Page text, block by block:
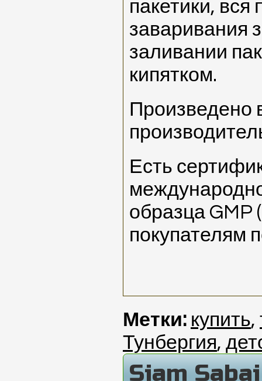
пакетики, вся
заваривания
заливании
кипятком.
Произведено
Есть
образца
покупателям
Метки: купить,
Тунбергия,
Siam